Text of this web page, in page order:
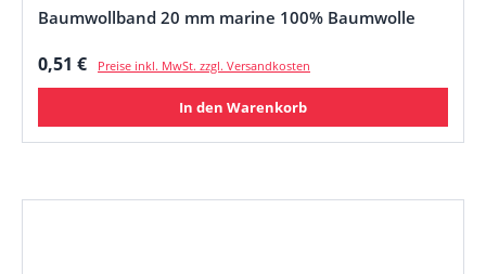
Baumwollband 20 mm marine 100% Baumwolle
Regulärer Preis:
0,51 € Preise inkl. MwSt. zzgl. Versandkosten
In den Warenkorb